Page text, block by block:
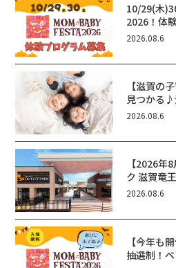
10/29(木
2026！体
ん向けイ
2026.08.6
【滋賀の
見つかる♪
が」使っ
2026.08.6
【2026年
ク 滋賀竜
め！びし
ん！
2026.08.6
【今年も
抽選制！